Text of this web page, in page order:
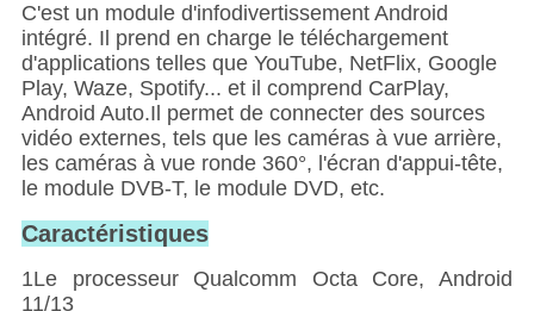
C'est un module d'infodivertissement Android
intégré. Il prend en charge le téléchargement
d'applications telles que YouTube, NetFlix, Google
Play, Waze, Spotify... et il comprend CarPlay,
Android Auto.Il permet de connecter des sources
vidéo externes, tels que les caméras à vue arrière,
les caméras à vue ronde 360°, l'écran d'appui-tête,
le module DVB-T, le module DVD, etc.
Caractéristiques
1Le processeur Qualcomm Octa Core, Android
11/13